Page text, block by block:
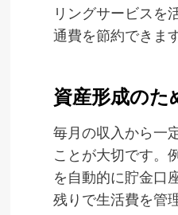
リングサービスを
通費を節約できます
資産形成のた
毎月の収入から一
ことが大切です。
を自動的に貯金口
残りで生活費を管